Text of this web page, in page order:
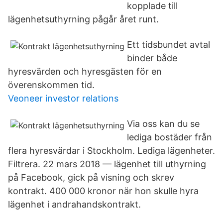
kopplade till
lägenhetsuthyrning pågår året runt.
Ett tidsbundet avtal
binder både
hyresvärden och hyresgästen för en
överenskommen tid.
Veoneer investor relations
Via oss kan du se
lediga bostäder från
flera hyresvärdar i Stockholm. Lediga lägenheter.
Filtrera. 22 mars 2018 — lägenhet till uthyrning
på Facebook, gick på visning och skrev
kontrakt. 400 000 kronor när hon skulle hyra
lägenhet i andrahandskontrakt.